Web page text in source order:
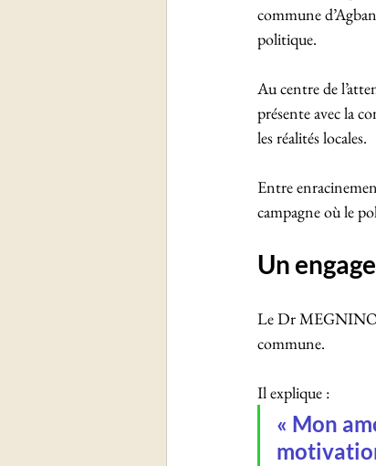
commune
politique.
Au centre de
présente avec la
les réalités locales.
Entre
campagne où le
Un
Le Dr
commune.
Il explique :
« Mon